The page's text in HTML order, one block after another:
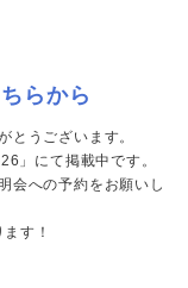
らから
とうございます。
」にて掲載中です。
会への予約をお願いし
す！